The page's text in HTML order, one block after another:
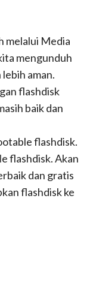
melalui Media
mengunduh
aman.
flashdisk
baik dan
flashdisk.
flashdisk. Akan
dan gratis
flashdisk ke